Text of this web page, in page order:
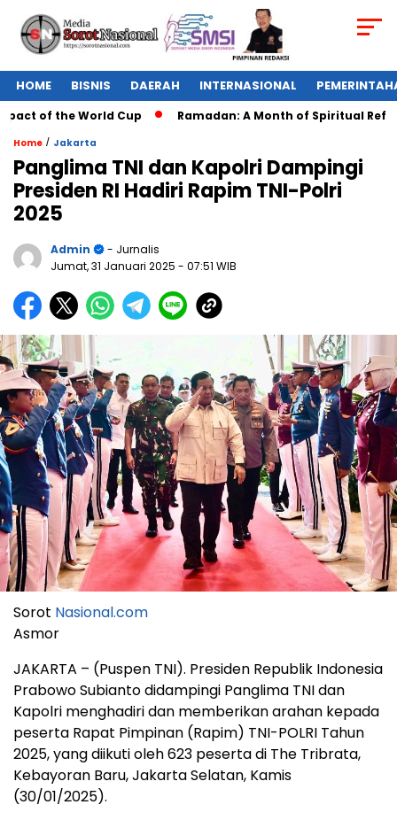
HOME BISNIS DAERAH INTERNASIONAL
of the World Cup Ramadan: A Month of Spiritual
Home / Jakarta
Panglima TNI dan Kapolri Dampingi
Presiden RI Hadiri Rapim TNI-Polri
2025
Admin
- Jurnalis
Jumat, 31 Januari 2025 - 07:51 WIB
Sorot Nasional.com
Asmor
JAKARTA – (Puspen TNI). Presiden Republik Indonesia
Prabowo Subianto didampingi Panglima TNI dan
Kapolri menghadiri dan memberikan arahan kepada
peserta Rapat Pimpinan (Rapim) TNI-POLRI Tahun
2025, yang diikuti oleh 623 peserta di The Tribrata,
Kebayoran Baru, Jakarta Selatan, Kamis
(30/01/2025).